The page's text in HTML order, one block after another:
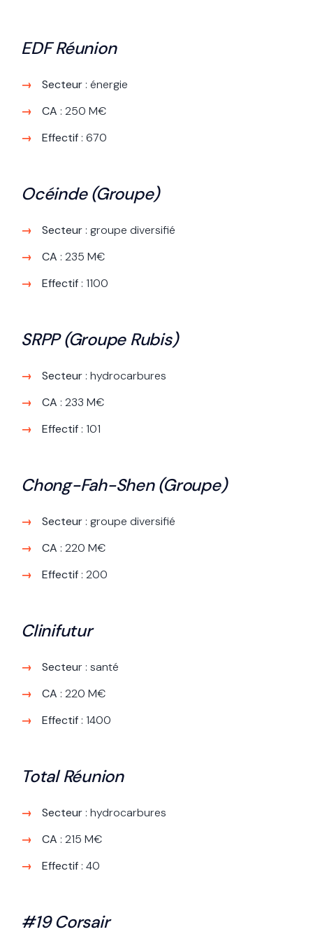
EDF Réunion
Secteur : énergie
CA : 250 M€
Effectif : 670
Océinde (Groupe)
Secteur : groupe diversifié
CA : 235 M€
Effectif : 1100
SRPP (Groupe Rubis)
Secteur : hydrocarbures
CA : 233 M€
Effectif : 101
Chong-Fah-Shen (Groupe)
Secteur : groupe diversifié
CA : 220 M€
Effectif : 200
Clinifutur
Secteur : santé
CA : 220 M€
Effectif : 1400
Total Réunion
Secteur : hydrocarbures
CA : 215 M€
Effectif : 40
#19 Corsair